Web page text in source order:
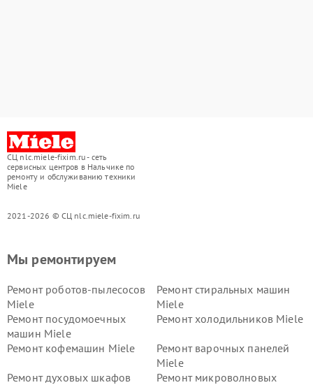
СЦ nlc.miele-fixim.ru - сеть
сервисных центров в Нальчике по
ремонту и обслуживанию техники
Miele
2021-2026 © СЦ nlc.miele-fixim.ru
Мы ремонтируем
Ремонт роботов-пылесосов
Miele
Ремонт стиральных машин
Miele
Ремонт посудомоечных
машин Miele
Ремонт холодильников Miele
Ремонт кофемашин Miele
Ремонт варочных панелей
Miele
Ремонт духовых шкафов
Ремонт микроволновых